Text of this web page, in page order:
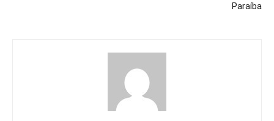
Paraíba